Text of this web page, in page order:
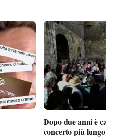
Dopo due anni è
concerto più lungo